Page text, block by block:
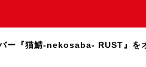
ー『猫鯖-nekosaba- RUST』を